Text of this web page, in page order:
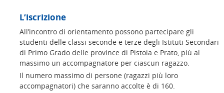
L’iscrizione
All’incontro di orientamento possono partecipare gli
studenti delle classi seconde e terze degli Istituti Secondari
di Primo Grado delle province di Pistoia e Prato, più al
massimo un accompagnatore per ciascun ragazzo.
Il numero massimo di persone (ragazzi più loro
accompagnatori) che saranno accolte è di 160.